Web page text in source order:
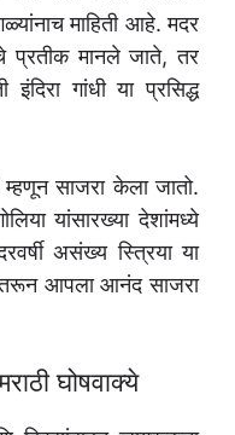
माहिती आहे. मदर
प्रतीक मानले जाते, तर
इंदिरा गांधी या प्रसिद्ध
म्हणून साजरा केला जातो.
यांसारख्या देशांमध्ये
असंख्य स्त्रिया या
उतरून आपला आनंद साजरा
घोषवाक्ये